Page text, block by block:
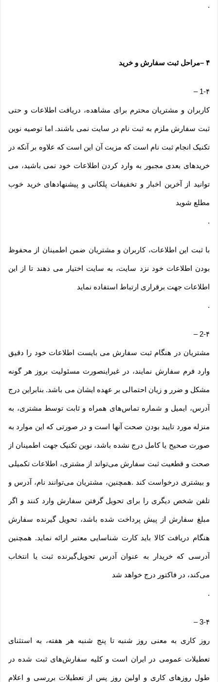
.
۴ –مراحل ثبت سفارش و خرید
1-۴ –
کاربران و مشتریان محترم برای مشاهده، دریافت اطلاعات و حتی
ثبت سفارش ملزم به ثبت نام در سایت نمی باشند. اما توصیه نوین
تکنیک انجام ثبت نام است که مزیت آن این است که علاوه بر آنکه در
خریدهای بعدی مجبور به وارد کردن اطلاعات خود نمی باشید، می
توانید از آخرین اخبار و تخفیفات پلکانی و پیشنهادهای خرید خوب
مطلع شوید
.
با ثبت این اطلاعات، کاربران و مشتریان ضمن اطمینان از محفوظ
بودن اطلاعات خود نزد سایت، به سایت اختیار می دهند تا از این
اطلاعات جهت برقراری ارتباط استفاده نماید
.
2-۴ –
مشتریان در هنگام ثبت سفارش می بایست اطلاعات خود را دقیق
وارد فرم سفارش نمایند، در غیراینصورت مسئولیت بروز هر گونه
مشکل و ضرر و زیان احتمالی بر عهده ایشان می باشد. بنابراین درج
آدرس، ایمیل و شماره تماس‌های همراه و ثابت توسط مشتری، به
منزله مورد تایید بودن صحت آنها است و در صورتی که این موارد به
صورت صحیح یا کامل درج نشده باشد، نوین تکنیک جهت اطمینان از
صحت و قطعیت ثبت سفارش می‌تواند از مشتری، اطلاعات تکمیلی
و بیشتری درخواست کند .همچنین، مشتریان می‌توانند نام، آدرس و
تلفن شخص دیگری را برای تحویل گرفتن سفارش وارد کنند و اگر
مبلغ سفارش از پیش پرداخت شده باشد، تحویل گیرنده سفارش
هنگام دریافت کالا باید کارت شناسایی معتبر ارائه نماید. همچنین
آدرسی که خریدار به عنوان آدرس تحویل‌گیرنده ثبت یا انتخاب
می‌کند، در فاکتور درج خواهد شد
.
3-۴–
روز کاری به معنی روز شنبه تا پنج شنبه هر هفته، به استثنای
تعطیلات عمومی در ایران است و کلیه سفارش‏‌های ثبت شده در
طول روزهای کاری و اولین روز پس از تعطیلات بررسی و اعلام